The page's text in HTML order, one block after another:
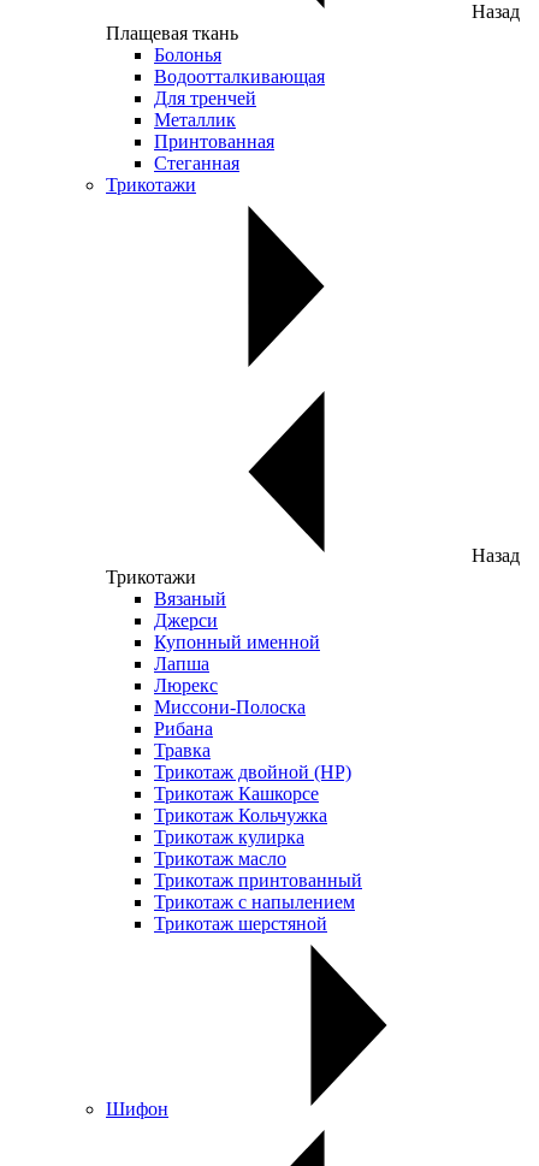
Назад
Плащевая ткань
Болонья
Водоотталкивающая
Для тренчей
Металлик
Принтованная
Стеганная
Трикотажи
Назад
Трикотажи
Вязаный
Джерси
Купонный именной
Лапша
Люрекс
Миссони-Полоска
Рибана
Травка
Трикотаж двойной (НР)
Трикотаж Кашкорсе
Трикотаж Кольчужка
Трикотаж кулирка
Трикотаж масло
Трикотаж принтованный
Трикотаж с напылением
Трикотаж шерстяной
Шифон